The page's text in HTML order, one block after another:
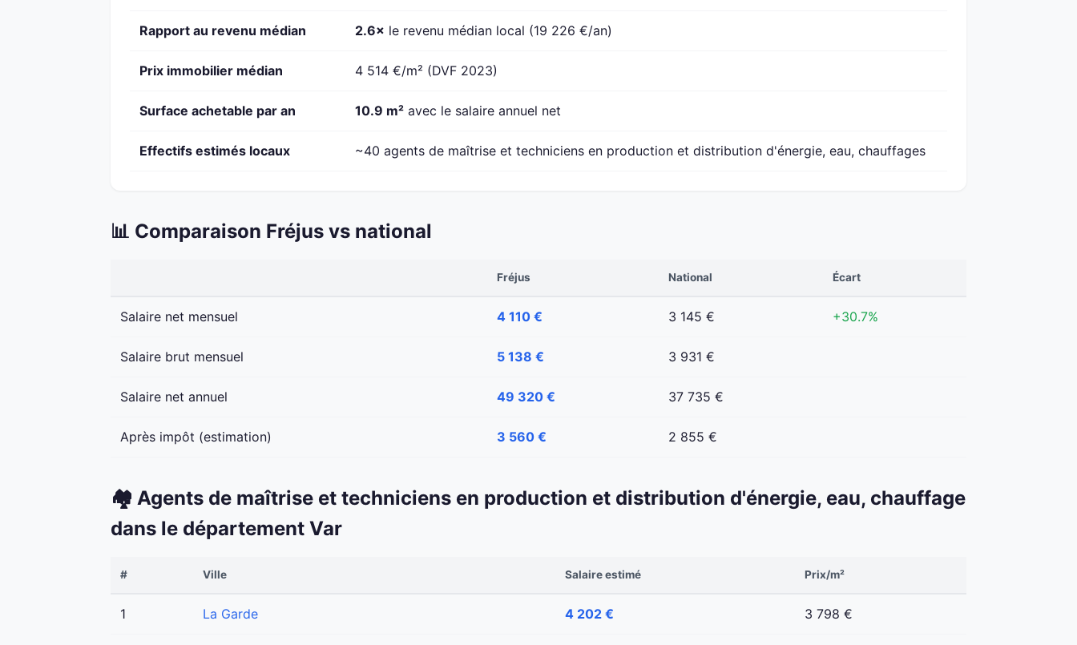
Rapport au revenu médian 2.6× le revenu médian local (19 226 €/an)
Prix immobilier médian 4 514 €/m² (DVF 2023)
Surface achetable par an 10.9 m² avec le salaire annuel net
Effectifs estimés locaux ~40 agents de maîtrise et techniciens en production et distribution d'énergie, eau, chauffages
📊 Comparaison Fréjus vs national
Fréjus National Écart
Salaire net mensuel 4 110 € 3 145 € +30.7%
Salaire brut mensuel 5 138 € 3 931 €
Salaire net annuel 49 320 € 37 735 €
Après impôt (estimation) 3 560 € 2 855 €
🏘️ Agents de maîtrise et techniciens en production et distribution d'énergie, eau, chauffage
dans le département Var
# Ville Salaire estimé Prix/m²
1 La Garde 4 202 € 3 798 €